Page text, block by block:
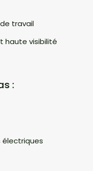
travail
haute visibilité
: